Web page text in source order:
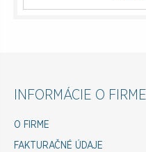
INFORMÁCIE O FIRME
O FIRME
FAKTURAČNÉ ÚDAJE